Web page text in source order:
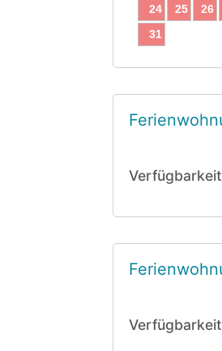
24
25 26
31
Verfügbarkeit
Verfügbarkeit